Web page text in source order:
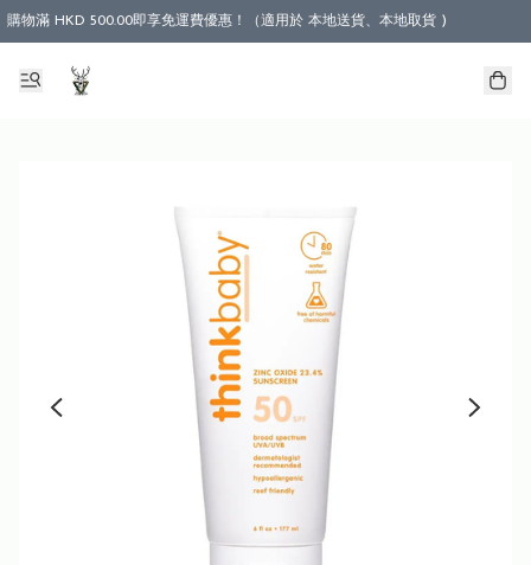
購物滿 HKD 500.00即享免運費優惠！（適用於 本地送貨、本地取貨 )